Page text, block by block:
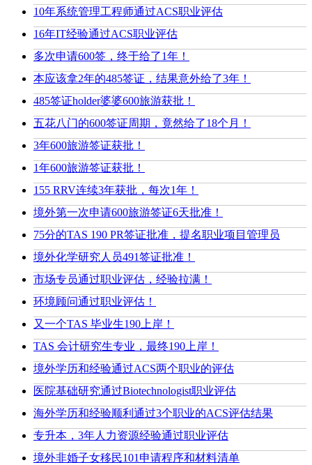
10年系统管理工程师通过ACS职业评估
16年IT经验通过ACS职业评估
多次申请600签，终于给了1年！
本应该拿2年的485签证，结果意外给了3年！
485签证holder婆婆600旅游获批！
五花八门的600签证周期，竟然给了18个月！
3年600旅游签证获批！
1年600旅游签证获批！
155 RRV连续3年获批，每次1年！
境外第一次申请600旅游签证6天批准！
75分的TAS 190 PR签证批准，提名职业项目管理员
境外化学研究人员491签证批准！
市场专员通过职业评估，经验拉满！
环境顾问通过职业评估！
又一个TAS 毕业生190上岸！
TAS 会计研究生专业，最终190上岸！
境外学历和经验通过ACS两个职业的评估
医院基础研究通过Biotechnologist职业评估
海外学历和经验顺利通过3个职业的ACS评估结果
专升本，3年人力资源经验通过职业评估
境外非婚子女移民101申请程序和材料清单